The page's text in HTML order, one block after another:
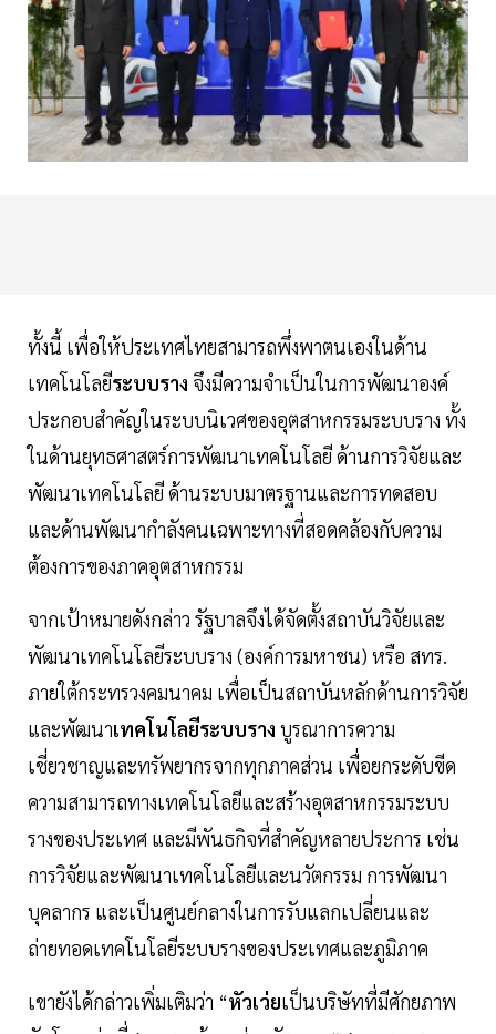
ทั้งนี้ เพื่อให้ประเทศไทยสามารถพึ่งพาตนเองในด้าน
เทคโนโลยีระบบราง จึงมีความจำเป็นในการพัฒนาองค์
ประกอบสำคัญในระบบนิเวศของอุตสาหกรรมระบบราง ทั้ง
ในด้านยุทธศาสตร์การพัฒนาเทคโนโลยี ด้านการวิจัยและ
พัฒนาเทคโนโลยี ด้านระบบมาตรฐานและการทดสอบ
และด้านพัฒนากำลังคนเฉพาะทางที่สอดคล้องกับความ
ต้องการของภาคอุตสาหกรรม
จากเป้าหมายดังกล่าว รัฐบาลจึงได้จัดตั้งสถาบันวิจัยและ
พัฒนาเทคโนโลยีระบบราง (องค์การมหาชน) หรือ สทร.
ภายใต้กระทรวงคมนาคม เพื่อเป็นสถาบันหลักด้านการวิจัย
และพัฒนาเทคโนโลยีระบบราง บูรณาการความ
เชี่ยวชาญและทรัพยากรจากทุกภาคส่วน เพื่อยกระดับขีด
ความสามารถทางเทคโนโลยีและสร้างอุตสาหกรรมระบบ
รางของประเทศ และมีพันธกิจที่สำคัญหลายประการ เช่น
การวิจัยและพัฒนาเทคโนโลยีและนวัตกรรม การพัฒนา
บุคลากร และเป็นศูนย์กลางในการรับแลกเปลี่ยนและ
ถ่ายทอดเทคโนโลยีระบบรางของประเทศและภูมิภาค
เขายังได้กล่าวเพิ่มเติมว่า “หัวเว่ยเป็นบริษัทที่มีศักยภาพ